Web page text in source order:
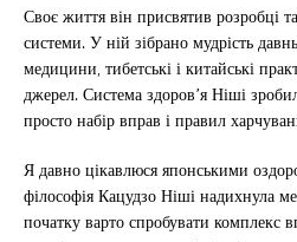
Своє життя він присвятив розробці
системи. У ній зібрано мудрість
медицини, тибетські і китайські
джерел. Система здоров’я Ніші
просто набір вправ і правил
Я давно цікавлюся японськими
філософія Кацудзо Ніші надихнула
початку варто спробувати комплекс